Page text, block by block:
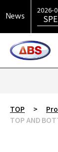
News 2026-
2026-
2026-
大
ー
2026-
TOP >
TOP AND